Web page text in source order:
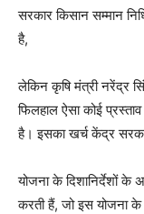
सरकार किसान सम्मान
है,
लेकिन कृषि मंत्री नरेंद्र
फिलहाल ऐसा कोई
है। इसका खर्च केंद्र
योजना के दिशानिर्देशों के
करती हैं, जो इस योजना के